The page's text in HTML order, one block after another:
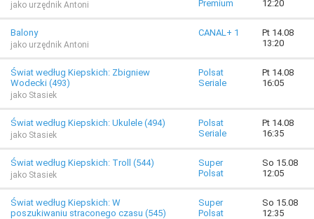
jako urzędnik Antoni Premium 12:20
Balony
jako urzędnik Antoni
CANAL+ 1
Pt 14.08
13:20
Świat według Kiepskich: Zbigniew
Wodecki (493)
jako Stasiek
Polsat
Seriale
Pt 14.08
16:05
Świat według Kiepskich: Ukulele (494)
jako Stasiek
Polsat
Seriale
Pt 14.08
16:35
Świat według Kiepskich: Troll (544)
jako Stasiek
Super
Polsat
So 15.08
12:05
Świat według Kiepskich: W
poszukiwaniu straconego czasu (545)
Super
Polsat
So 15.08
12:35